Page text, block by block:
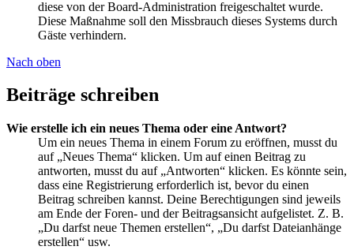
diese von der Board-Administration freigeschaltet wurde.
Diese Maßnahme soll den Missbrauch dieses Systems durch
Gäste verhindern.
Nach oben
Beiträge schreiben
Wie erstelle ich ein neues Thema oder eine Antwort?
Um ein neues Thema in einem Forum zu eröffnen, musst du
auf „Neues Thema“ klicken. Um auf einen Beitrag zu
antworten, musst du auf „Antworten“ klicken. Es könnte sein,
dass eine Registrierung erforderlich ist, bevor du einen
Beitrag schreiben kannst. Deine Berechtigungen sind jeweils
am Ende der Foren- und der Beitragsansicht aufgelistet. Z. B.
„Du darfst neue Themen erstellen“, „Du darfst Dateianhänge
erstellen“ usw.